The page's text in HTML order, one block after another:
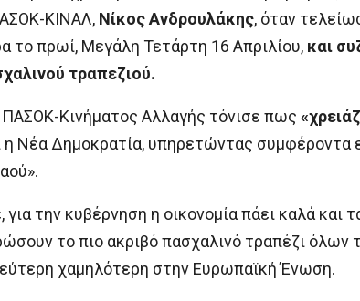
ΚΙΝΑΛ, Νίκος Ανδρουλάκης, όταν
το πρωί, Μεγάλη Τετάρτη 16 Απριλίου,και
τραπεζιού.
Κινήματος Αλλαγής τόνισε πως
η Νέα Δημοκρατία, υπηρετώντας συμφέροντα
την κυβέρνηση η οικονομία πάει καλά και
το πιο ακριβό πασχαλινό τραπέζι
χαμηλότερη στην Ευρωπαϊκή Ένωση.